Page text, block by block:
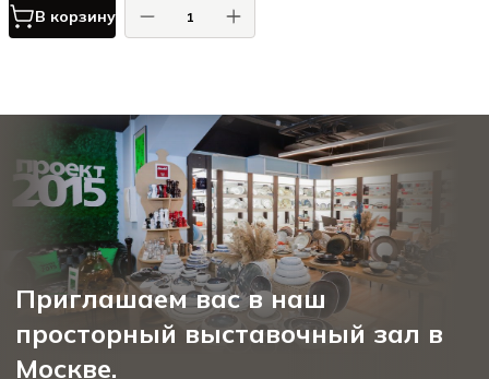
В корзину
Приглашаем вас в наш
просторный выставочный зал в
Москве.